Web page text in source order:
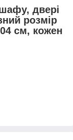
двері
розмір
см, кожен